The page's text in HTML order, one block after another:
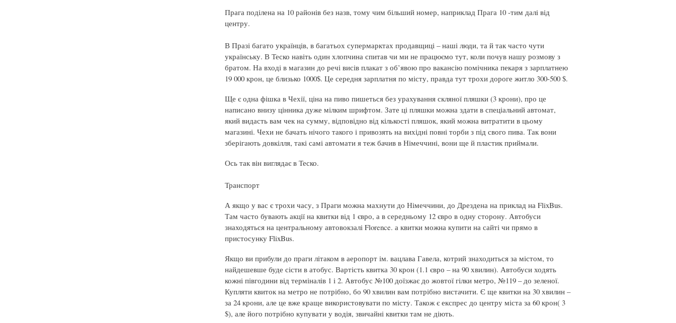
Прага поділена на 10 районів без назв, тому чим більший номер, наприклад Прага 10 -тим далі від
центру.
В Празі багато українців, в багатьох супермарктах продавщиці – наші люди, та й так часто чути
українську. В Теско навіть один хлопчина спитав чи ми не працюємо тут, коли почув нашу розмову з
братом. На вході в магазин до речі висів плакат з об’явою про вакансію помічника пекаря з зарплатнею
19 000 крон, це близько 1000$. Це середня зарплатня по місту, правда тут трохи дороге житло 300-500 $.
Ще є одна фішка в Чехії, ціна на пиво пишеться без урахування скляної пляшки (3 крони), про це
написано внизу цінника дуже мілким шрифтом. Зате ці пляшки можна здати в спеціальний автомат,
який видасть вам чек на сумму, відповідно від кількості пляшок, який можна витратити в цьому
магазині. Чехи не бачать нічого такого і привозять на вихідні повні торби з під свого пива. Так вони
зберігають довкілля, такі самі автомати я теж бачив в Німеччині, вони ще й пластик приймали.
Ось так він виглядає в Теско.
Транспорт
А якщо у вас є трохи часу, з Праги можна махнути до Німеччини, до Дрездена на приклад на FlixBus.
Там часто бувають акції на квитки від 1 євро, а в середньому 12 євро в одну сторону. Автобуси
знаходяться на центральному автовокзалі Florence. а квитки можна купити на сайті чи прямо в
пристосунку FlixBus.
Якщо ви прибули до праги літаком в аеропорт ім. вацлава Гавела, котрий знаходиться за містом, то
найдешевше буде сісти в атобус. Вартість квитка 30 крон (1.1 євро – на 90 хвилин). Автобуси ходять
кожні півгодини від терміналів 1 і 2. Автобус №100 доїзжає до жовтої гілки метро, №119 – до зеленої.
Купляти квиток на метро не потрібно, бо 90 хвилин вам потрібно вистачити. Є ще квитки на 30 хвилин –
за 24 крони, але це вже краще використовувати по місту. Також є експрес до центру міста за 60 крон( 3
$), але його потрібно купувати у водія, звичайні квитки там не діють.